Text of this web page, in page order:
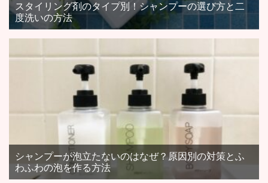
スタイリング剤のタイプ別！シャンプーの選び方と二
度洗いの方法
シャンプーが泡立たないのはなぜ？原因別の対策とふ
わふわの泡を作る方法